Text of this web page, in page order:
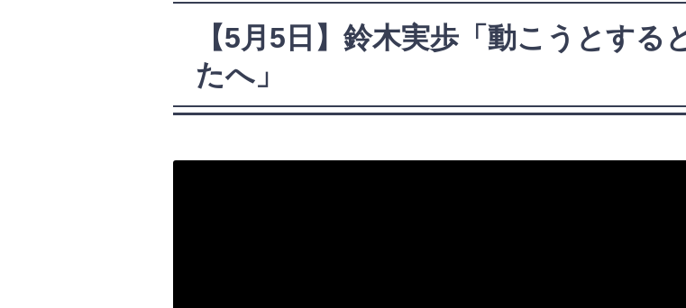
【5月5日】鈴木実歩「動こうとす
たへ」